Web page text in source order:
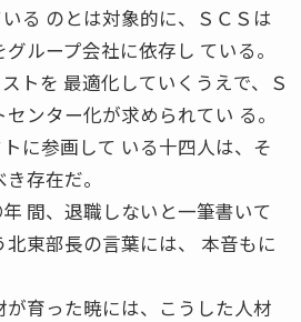
る のとは対象的に、ＳＣＳは
ループ会社に依存し ている。
トを 最適化していくうえで、Ｓ
ンター化が求められてい る。
に参画して いる十四人は、そ
存在だ。
間、退職しないと一筆書いて
東部長の言葉には、 本音もに
育った暁には、こうした人材